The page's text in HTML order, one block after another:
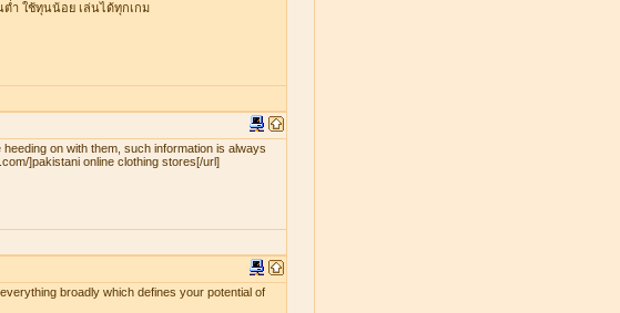
ำ ใช้ทุนน้อย เล่นได้ทุกเกม
on with them, such information is always
]pakistani online clothing stores[/url]
broadly which defines your potential of